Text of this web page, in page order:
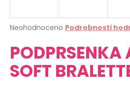
Průměrné
produktu
je
0,0
z
Neohodnoceno Podrobnosti
PODPRSENKA
SOFT
j
t
?